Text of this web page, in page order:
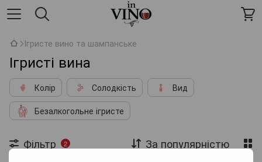
Ігристе вино та шампанське
Ігристі вина
Колір Солодкість
Вид
Безалкогольне ігристе
Фільтр 2 За популярністю